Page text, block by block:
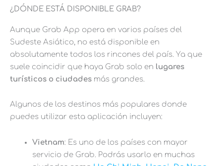
¿DÓNDE ESTÁ DISPONIBLE GRAB?
Aunque Grab App opera en varios países del
Sudeste Asiático, no está disponible en
absolutamente todos los rincones del país. Ya que
suele coincidir que haya Grab solo en lugares
turísticos o ciudades más grandes.
Algunos de los destinos más populares donde
puedes utilizar esta aplicación incluyen:
Vietnam: Es uno de los países con mayor
servicio de Grab. Podrás usarlo en muchas